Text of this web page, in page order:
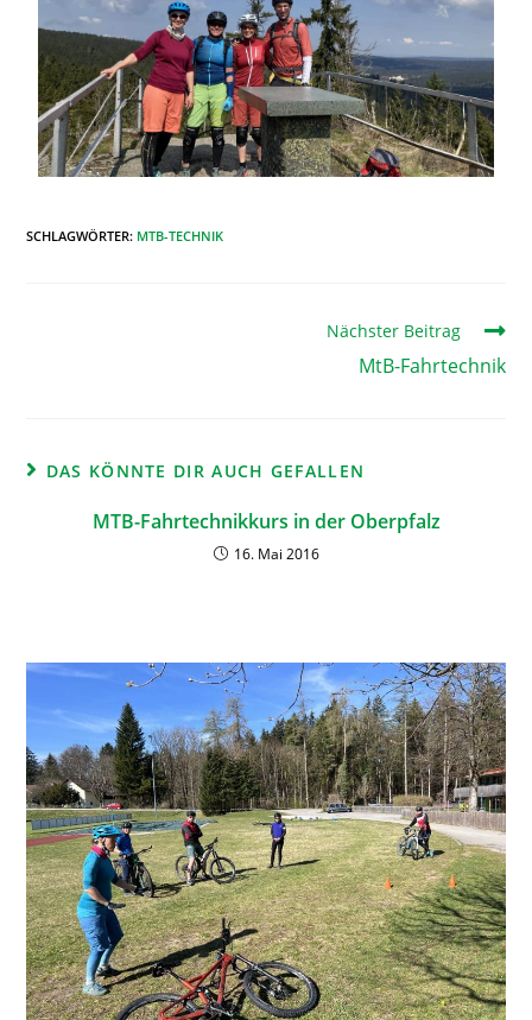
SCHLAGWÖRTER: MTB-TECHNIK
Nächster Beitrag
MtB-Fahrtechnik
DAS KÖNNTE DIR AUCH GEFALLEN
MTB-Fahrtechnikkurs in der Oberpfalz
16. Mai 2016